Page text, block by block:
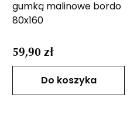
gumką malinowe bordo
80x160
59,90 zł
Do koszyka